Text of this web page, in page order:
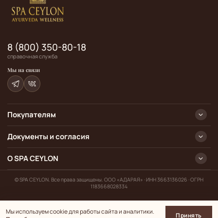
Покупателям
Документы и согласия
О SPA CEYLON
8 (800) 350-80-18
справочная служба
Мы на связи
© SPA CEYLON. Все права защищены. ООО «АДАРАЯ» · ИНН 3663136026 · ОГРН
1183668028334
Мы используем cookie для работы сайта и аналитики.
Принять